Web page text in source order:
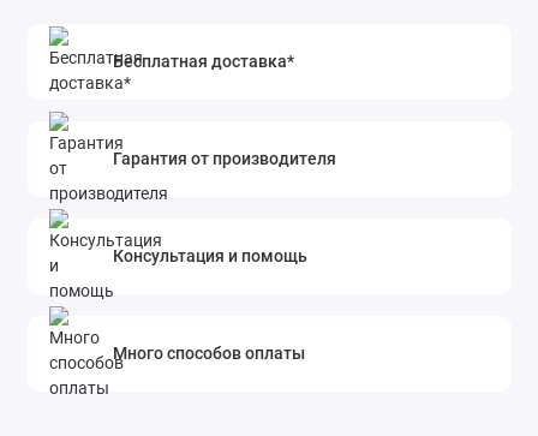
Бесплатная доставка*
Гарантия от производителя
Консультация и помощь
Много способов оплаты